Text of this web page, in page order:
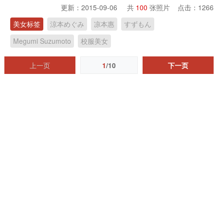
更新：2015-09-06 共 100 张照片 点击： 1266
美女标签
涼本めぐみ 凉本惠
すずもん
Megumi Suzumoto
校服美女
上一页 1/10 下一页